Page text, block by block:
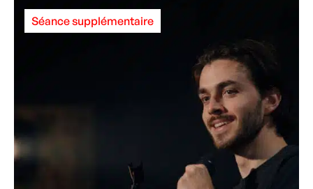
Séance supplémentaire